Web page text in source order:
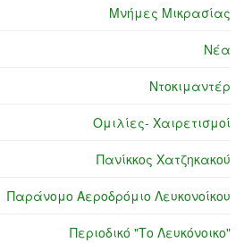
Μνήμες Μικρασίας
Νέα
Ντοκιμαντέρ
Ομιλίες- Χαιρετισμοί
Πανίκκος Χατζηκακού
Παράνομο Αεροδρόμιο Λευκονοίκου
Περιοδικό "Το Λευκόνοικο"